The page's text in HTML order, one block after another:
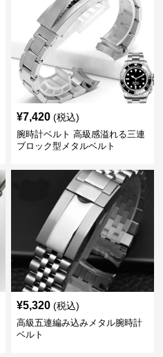
¥7,420 (税込)
腕時計ベルト 高級感溢れる三連
ブロック型メタルベルト
¥5,320 (税込)
高級五連編み込みメタル腕時計
ベルト